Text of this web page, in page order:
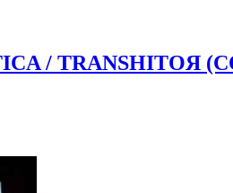
/ TRANSHITOЯ